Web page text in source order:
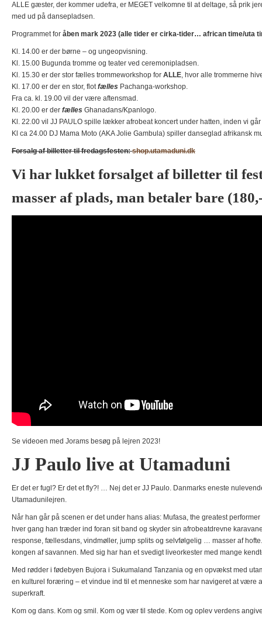
ALLE gæster, der kommer udefra, er MEGET velkomne til at deltage, så prik
med ud på dansepladsen.
Programmet for åben mark 2023 (alle tider er cirka-tider… african time/uta
Kl. 14.00 er der børne – og ungeopvisning.
Kl. 15.00 Bugunda tromme og teater ved ceremonipladsen.
Kl. 15.30 er der stor fælles trommeworkshop for ALLE, hvor alle trommerne
Kl. 17.00 er der en stor, flotfælles Pachanga-workshop.
Fra ca. kl. 19.00 vil der være aftensmad.
Kl. 20.00 er der fælles Ghanadans/Kpanlogo.
Kl. 22.00 vil JJ PAULO spille lækker afrobeat koncert under hatten, inden vi
Kl ca 24.00 DJ Mama Moto (AKA Jolie Gambula) spiller danseglad afrikansk
Forsalg af billetter til fredagsfesten:shop.utamaduni.dk
Vi har lukket forsalget af billetter til
masser af plads, man betaler bare
Se videoen med Jorams besøg på lejren 2023!
JJ Paulo live at Utamaduni
Er det er fugl? Er det et fly?! … Nej det er JJ Paulo. Danmarks eneste
Utamadunilejren.
Når han går på scenen er det under hans alias: Mufasa, the greatest
hver gang han træder ind foran sit band og skyder sin afrobeatdrevne
response, fællesdans, vindmøller, jump splits og selvfølgelig … masser af
kongen af savannen. Med sig har han et svedigt liveorkester med mange
Med rødder i fødebyen Bujora i Sukumaland Tanzania og en opvækst med
en kulturel foræring – et vindue ind til et menneske som har navigeret at være
superkraft.
Kom og dans. Kom og smil. Kom og vær til stede. Kom og oplev verdens